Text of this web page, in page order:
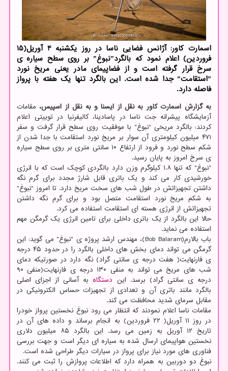
اسمارت کاور: آژانس فضایی ناسا در روز یکشنبه 4 آوریل(15
فروردین) اعلام نمود که بالگردˮنبوغˮ بر روی سطح سیاره ی
سرخ قرار گرفته است و از فضاپیمای مادر یعنی مریخ نورد
ˮاستقامتˮ جدا شده است. این بالگرد تنها یک هفته با پرواز
فاصله دارد.
به گزارش اسمارت کاور به نقل از ایسنا و به نقل از اسپیس، مقامات
آزمایشگاه پیشرانه جت ناسا در پاسادینا، کالیفرنیا در توییتی اعلام
کردند: بالگرد مریخی "نبوغ" با موفقیت روی سطح قرار گرفت و سفر
۴۷۱ میلیون کیلومتری آن سوار بر مریخ نورد استقامت با جدا شدن از
شکم سطح نورد و فرود از ارتفاع ۱۰ سانتی متری بر روی سطح سیاره
ی سرخ امروز به پایان رسید.
"نبوغ" که تنها ۱.۸ کیلوگرم وزن دارد بالگردی کوچک است که با انرژی
خورشیدی کار می کند و یک باتری قابل شارژ مجدد برای گرم نگه
داشتن تجهیزاتش در طول شب های سخت مریخ دارد. تا امروز "نبوغ"
به شکم مریخ نورد استقامت متصل بود و برای گرم نگه داشتن
تجهیزاتش از انرژی هسته ای استقامت استفاده می کرد.
حالا این بالگرد از یک باتری داخلی برای تامین انرژی یک گرمگن مهم
استفاده می نماید.
باب بالارم(Bob Balaram)، مهندس ارشد پروژه ی "نبوغ" می گوید: این
گرمگن می تواند دمای بخش های داخلی بالگرد را در حدود ۴۵ درجه
ی فارنهایت( هفت درجه ی سانتی گراد) نگه دارد در صورتیکه دمای
شب های مریخ می تواند به منفی ۱۳۰ درجه ی فارنهایت(منفی ۹۰
درجه ی سانتی گراد) برسد. این دستگاه به آسانی از اجزای اصلی
بالگرد مانند باتری آن و تعدادی از تجهیزات حساس الکترونیکی در
مقابل سرمای شدید محافظت می کند.
مقامات ناسا اعلام نمودند که انتظار می رود نبوغ نخستین پرواز خودرا
در روز ۱۱ آوریل( ۲۲ فروردین) به انجام برساند و داده های آن در
تاریخ ۱۲ آوریل به زمین می رسد. این بالگرد ۸۵ میلیون دلاری
نخستین هواپیمای ارسال شده به سیاره ای دیگر است و جهت بررسی
فناوری های مورد نیاز برای پرواز در سیارات دیگر طراحی شده است.
نبوغ دو دوربین به همراه دارد که اطلاعات پروازش را ثبت می کنند.